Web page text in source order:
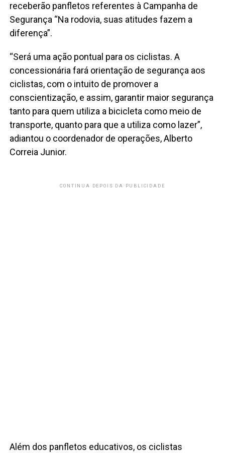
receberão panfletos referentes à Campanha de
Segurança “Na rodovia, suas atitudes fazem a
diferença”.
“Será uma ação pontual para os ciclistas. A
concessionária fará orientação de segurança aos
ciclistas, com o intuito de promover a
conscientização, e assim, garantir maior segurança
tanto para quem utiliza a bicicleta como meio de
transporte, quanto para que a utiliza como lazer”,
adiantou o coordenador de operações, Alberto
Correia Junior.
CONTINUA DEPOIS DA PUBLICIDADE
Além dos panfletos educativos, os ciclistas